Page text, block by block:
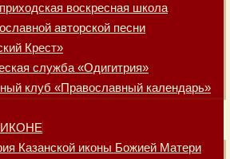
воскресная школа
авторской песни
Крест»
служба «Одигитрия»
клуб «Православный календарь»
Казанской иконы Божией Матери